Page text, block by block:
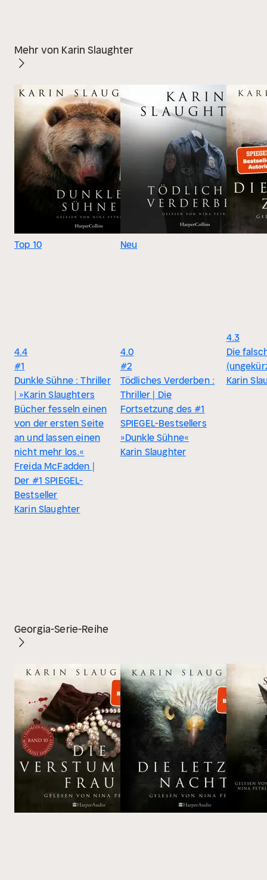
Mehr von Karin Slaughter
Top 10
4.4
#1
Dunkle Sühne : Thriller
| »Karin Slaughters
Bücher fesseln einen
von der ersten Seite
an und lassen einen
nicht mehr los.«
Freida McFadden |
Der #1 SPIEGEL-
Bestseller
Karin Slaughter
Neu
4.0
#2
Tödliches Verderben :
Thriller | Die
Fortsetzung des #1
SPIEGEL-Bestsellers
»Dunkle Sühne«
Karin Slaughter
4.3
Die
Karin
Georgia-Serie-Reihe